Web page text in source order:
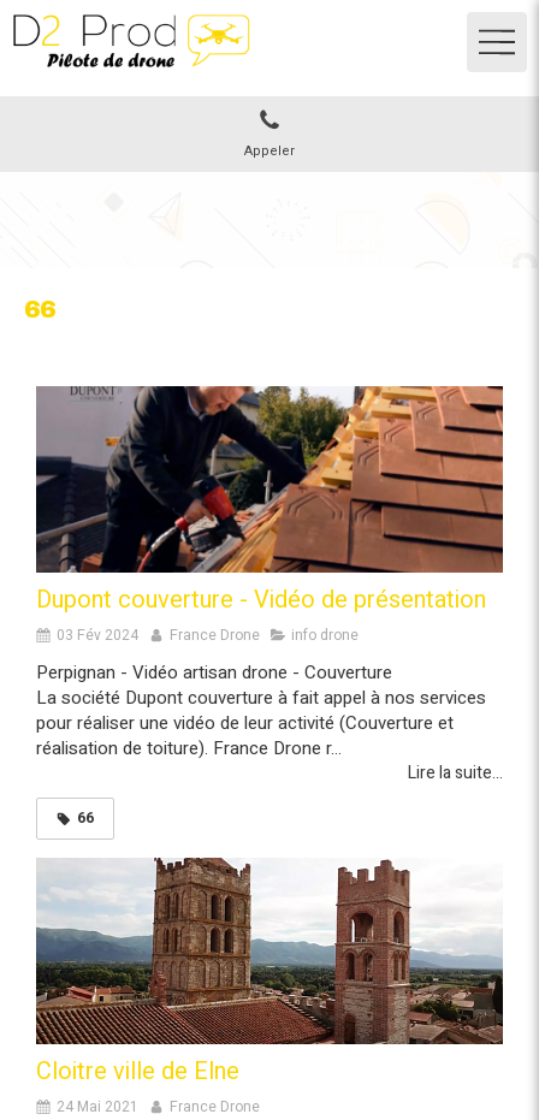
Appeler
66
Dupont couverture - Vidéo de présentation
03 Fév 2024 France Drone info drone
Perpignan - Vidéo artisan drone - Couverture
La société Dupont couverture à fait appel à nos services
pour réaliser une vidéo de leur activité (Couverture et
réalisation de toiture). France Drone r...
Lire la suite...
66
Cloitre ville de Elne
24 Mai 2021 France Drone